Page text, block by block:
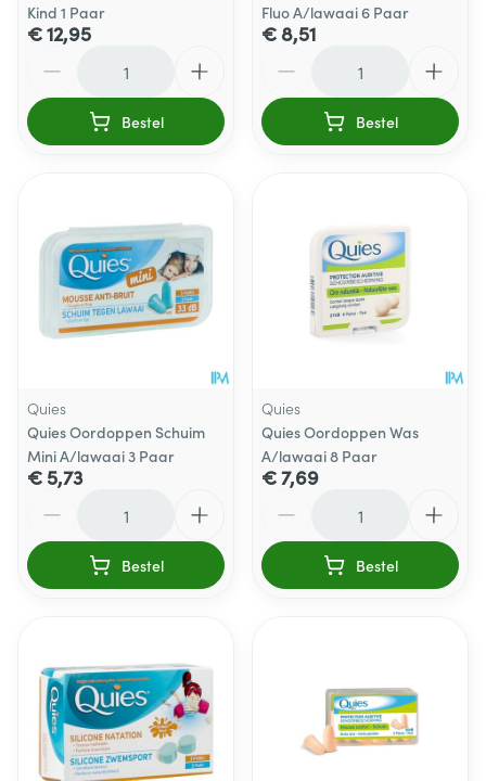
Kind 1 Paar
€ 12,95
Bestel
Fluo A/lawaai 6 Paar
€ 8,51
Bestel
Quies
Quies Oordoppen Schuim
Mini A/lawaai 3 Paar
€ 5,73
Bestel
Quies
Quies Oordoppen Was
A/lawaai 8 Paar
€ 7,69
Bestel